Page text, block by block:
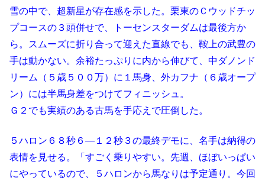
雪の中で、超新星が存在感を示した。栗東のＣウッドチッ
プコースの３頭併せで、トーセンスターダムは最後方か
ら。スムーズに折り合って迎えた直線でも、鞍上の武豊の
手は動かない。余裕たっぷりに内から伸びて、中ダノンド
リーム（５歳５００万）に１馬身、外カフナ（６歳オープ
ン）には半馬身差をつけてフィニッシュ。
Ｇ２でも実績のある古馬を手応えで圧倒した。
５ハロン６８秒６―１２秒３の最終デモに、名手は納得の
表情を見せる。「すごく乗りやすい。先週、ほぼいっぱい
にやっているので、５ハロンから馬なりは予定通り。今回